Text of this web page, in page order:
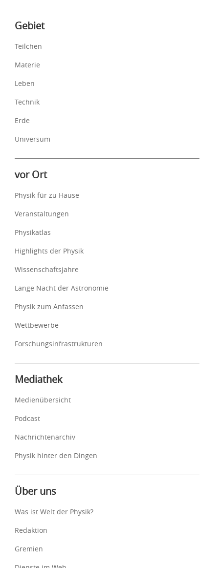
Inhalte
Gebiet
Teilchen
Materie
Leben
Technik
Erde
Universum
vor Ort
Physik für zu Hause
Veranstaltungen
Physikatlas
Highlights der Physik
Wissenschaftsjahre
Lange Nacht der Astronomie
Physik zum Anfassen
Wettbewerbe
Forschungsinfrastrukturen
Mediathek
Medienübersicht
Podcast
Nachrichtenarchiv
Physik hinter den Dingen
Über uns
Was ist Welt der Physik?
Redaktion
Gremien